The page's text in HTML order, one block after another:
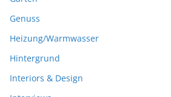
Genuss
Heizung/Warmwasser
Hintergrund
Interiors & Design